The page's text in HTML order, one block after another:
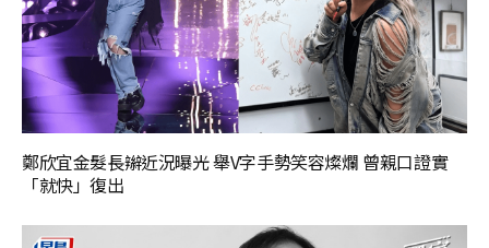
鄭欣宜金髮長辮近況曝光 舉V字手勢笑容燦爛 曾親口證實
「就快」復出